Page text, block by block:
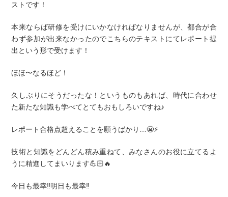
ストです！
本来ならば研修を受けにいかなければなりませんが、都合が合
わず参加が出来なかったのでこちらのテキストにてレポート提
出という形で受けます！
ほほ〜なるほど！
久しぶりにそうだったな！というものもあれば、時代に合わせ
た新たな知識も学べてとてもおもしろいですね♪
レポート合格点超えることを願うばかり…😬⚡️
技術と知識をどんどん積み重ねて、みなさんのお役に立てるよ
うに精進してまいります💪🏻🔥
今日も最幸‼️明日も最幸‼️